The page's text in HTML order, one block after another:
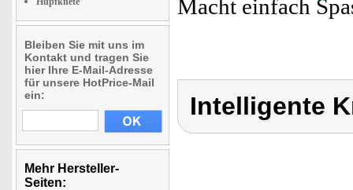
Bleiben Sie mit uns im
Kontakt und tragen Sie
hier Ihre E-Mail-Adresse
für unsere HotPrice-Mail
ein:
Mehr Hersteller-
Seiten:
Macht einfach
Intelligente